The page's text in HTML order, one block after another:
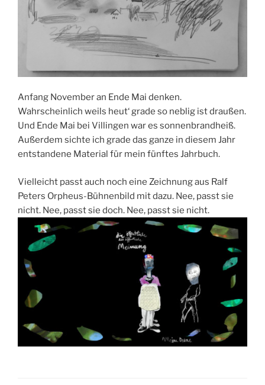
Anfang November an Ende Mai denken.
Wahrscheinlich weils heut‘ grade so neblig ist draußen.
Und Ende Mai bei Villingen war es sonnenbrandheiß.
Außerdem sichte ich grade das ganze in diesem Jahr
entstandene Material für mein fünftes Jahrbuch.
Vielleicht passt auch noch eine Zeichnung aus Ralf
Peters Orpheus-Bühnenbild mit dazu. Nee, passt sie
nicht. Nee, passt sie doch. Nee, passt sie nicht.